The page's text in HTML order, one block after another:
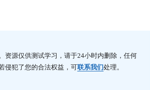
。资源仅供测试学习，请于24小时内删除，任何
侵犯了您的合法权益，可联系我们处理。